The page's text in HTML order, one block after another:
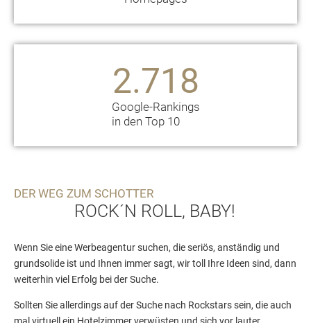
Google-Rankings
in den Top 10
2.718
DER WEG ZUM SCHOTTER
ROCK´N ROLL, BABY!
Wenn Sie eine Werbeagentur suchen, die seriös, anständig und
grundsolide ist und Ihnen immer sagt, wir toll Ihre Ideen sind, dann
weiterhin viel Erfolg bei der Suche.
Sollten Sie allerdings auf der Suche nach Rockstars sein, die auch
mal virtuell ein Hotelzimmer verwüsten und sich vor lauter